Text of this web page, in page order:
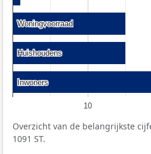
10
Woningvoorraad
Woningvoorraad
Huishoudens
Huishoudens
Inwoners
Inwoners
Overzicht van de belangrijkste
1091 ST.